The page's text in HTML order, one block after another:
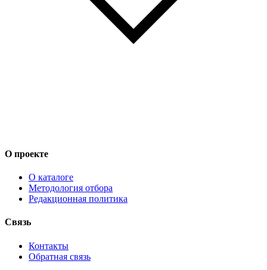
О проекте
О каталоге
Методология отбора
Редакционная политика
Связь
Контакты
Обратная связь